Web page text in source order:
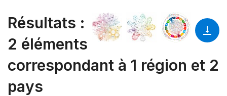
Résultats :
2 éléments
correspondant à 1 région et 2
pays